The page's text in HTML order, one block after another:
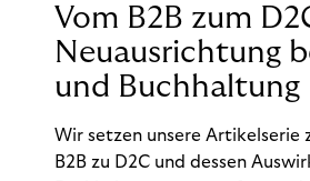
Vom B2B zum
Neuausrichtung
und Buchhaltung
Wir setzen unsere Artikelserie
B2B zu D2C und dessen